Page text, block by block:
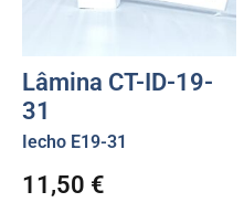
Lâmina CT-ID-19-
31
Iecho E19-31
11,50 €